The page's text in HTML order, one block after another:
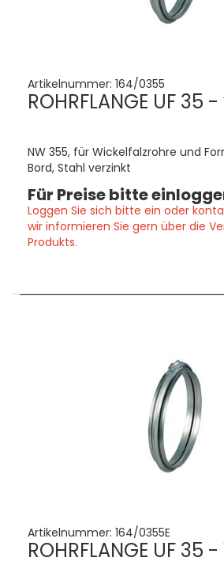
Artikelnummer: 164/0355
ROHRFLANGE UF 35 -
NW 355, für Wickelfalzrohre und
Bord, Stahl verzinkt
Für Preise bitte
Loggen Sie sich bitte ein oder
wir informieren Sie gern über die
Produkts.
Artikelnummer: 164/0355E
ROHRFLANGE UF 35